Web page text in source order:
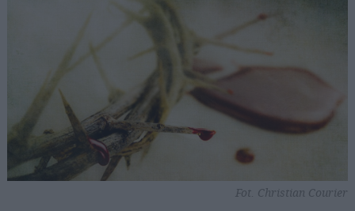
Fot. Christian Courier